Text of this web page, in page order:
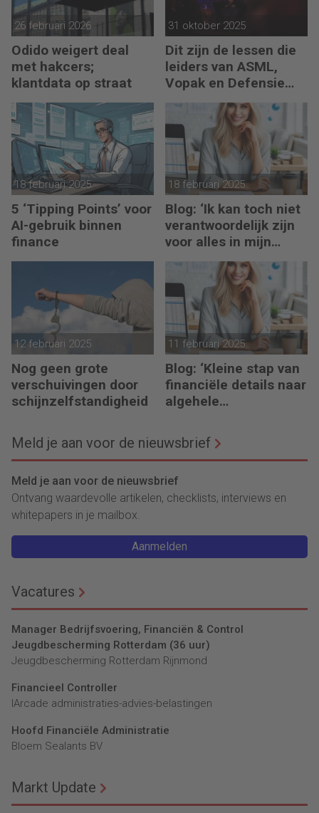
26 februari 2026
Odido weigert deal
met hakcers;
klantdata op straat
31 oktober 2025
Dit zijn de lessen die
leiders van ASML,
Vopak en Defensie
toepassen in
turbulente tijden
18 februari 2025
5 ‘Tipping Points’ voor
AI-gebruik binnen
finance
18 februari 2025
Blog: ‘Ik kan toch niet
verantwoordelijk zijn
voor alles in mijn
waardeketen?’
12 februari 2025
Nog geen grote
verschuivingen door
schijnzelfstandigheid
11 februari 2025
Blog: ‘Kleine stap van
financiële details naar
algehele
Meld je aan voor de nieuwsbrief
Meld je aan voor de nieuwsbrief
Ontvang waardevolle artikelen, checklists, interviews en
whitepapers in je mailbox.
Aanmelden
Vacatures
Manager Bedrijfsvoering, Financiën & Control
Jeugdbescherming Rotterdam (36 uur)
Jeugdbescherming Rotterdam Rijnmond
Financieel Controller
lArcade administraties-advies-belastingen
Hoofd Financiële Administratie
Bloem Sealants BV
Markt Update